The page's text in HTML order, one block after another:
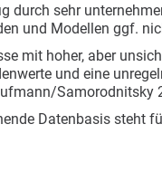
durch sehr
und Modellen ggf.
mit hoher, aber
und eine
Samorodnitsky
Datenbasis steht